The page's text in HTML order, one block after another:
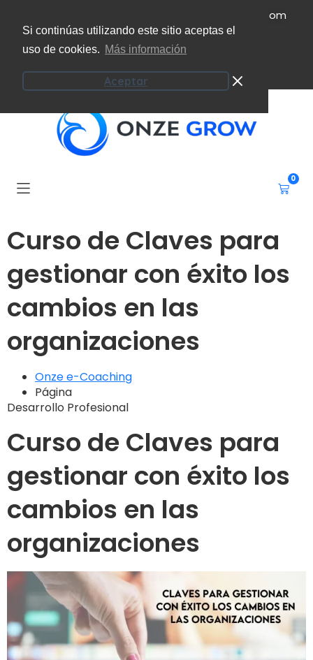
Si continúas utilizando este sitio aceptas el
uso de cookies. Más información
Aceptar
info@onzeecoaching.com
Campus virtual Mi cuenta
0
Curso de Claves para
gestionar con éxito los
cambios en las
organizaciones
Onze e-Coaching
Página
Desarrollo Profesional
Curso de Claves para
gestionar con éxito los
cambios en las
organizaciones